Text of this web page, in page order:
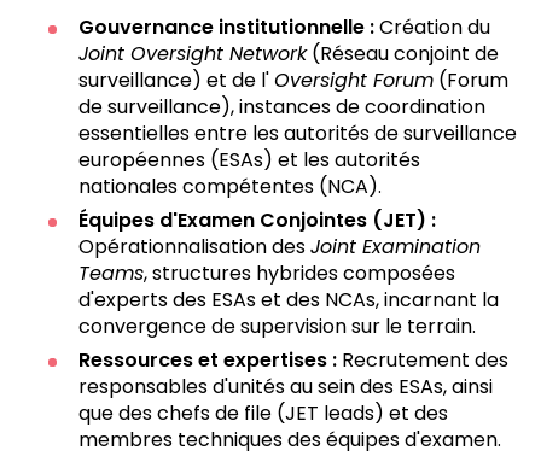
Gouvernance institutionnelle :Création du
Joint Oversight Network(Réseau conjoint de
surveillance) et de l'Oversight Forum (Forum
de surveillance), instances de coordination
essentielles entre les autorités de surveillance
européennes (ESAs) et les autorités
nationales compétentes (NCA).
Équipes d'Examen Conjointes (JET) :
Opérationnalisation desJoint Examination
Teams, structures hybrides composées
d'experts des ESAs et des NCAs, incarnant la
convergence de supervision sur le terrain.
Ressources et expertises : Recrutement des
responsables d'unités au sein des ESAs, ainsi
que des chefs de file (JET leads) et des
membres techniques des équipes d'examen.